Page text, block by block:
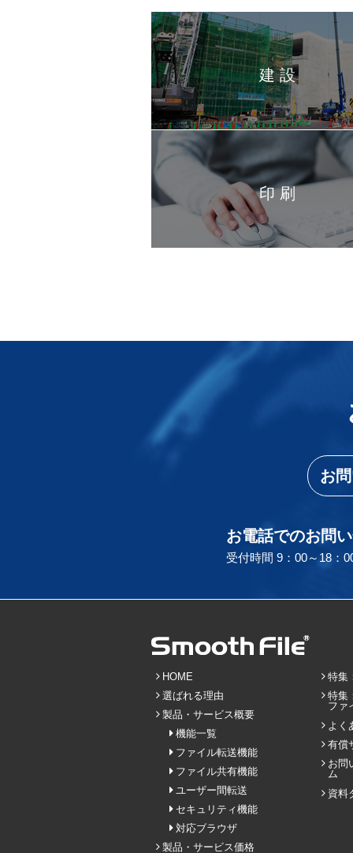
建 設
印 刷
お
お電話でのお問
受付時間 9：00～18：
HOME
選ばれる理由
製品・サービス概要
機能一覧
ファイル転送機能
ファイル共有機能
ユーザー間転送
セキュリティ機能
対応ブラウザ
製品・サービス価格
特集
特集
ファ
よく
有償
お問
ム
資料